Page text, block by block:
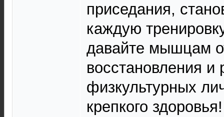
приседания,
каждую
давайте мышцам
восстановления
физкультурных
крепкого здоровья!